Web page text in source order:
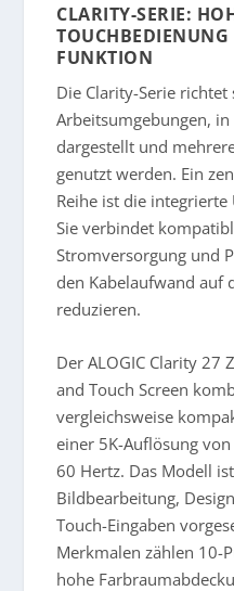
CLARITY-SERIE:
FUNKTION
Die Clarity-Serie richtet
Arbeitsumgebungen,
dargestellt und
genutzt werden. Ein
Reihe ist die integrierte
Sie verbindet
Stromversorgung und
den Kabelaufwand auf
reduzieren.
DerALOGIC Clarity 27
and Touch Screen
vergleichsweise
einer 5K-Auflösung
60 Hertz. Das Modell
Bildbearbeitung,
Touch-Eingaben
Merkmalen zählen 10-
hohe